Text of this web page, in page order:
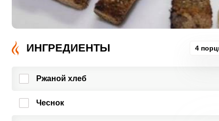
ИНГРЕДИЕНТЫ 4
Ржаной хлеб
Чеснок